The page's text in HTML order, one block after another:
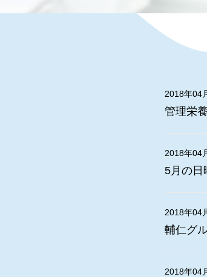
2018年04
管理栄
2018年04
5月の日
2018年04
輔仁グ
2018年04